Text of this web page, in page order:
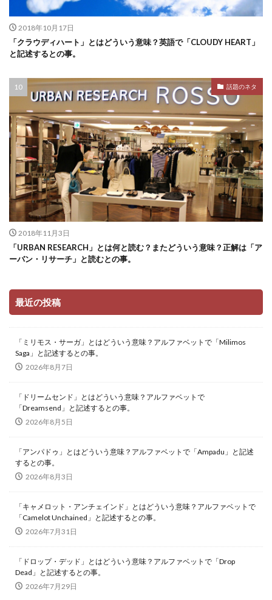
2018年10月17日
「クラウディハート」とはどういう意味？英語で「CLOUDY HEART」
と記述するとの事。
話題のネタ
2018年11月3日
「URBAN RESEARCH」とは何と読む？またどういう意味？正解は「ア
ーバン・リサーチ」と読むとの事。
最近の投稿
「ミリモス・サーガ」とはどういう意味？アルファベットで「Milimos
Saga」と記述するとの事。
2026年8月7日
「ドリームセンド」とはどういう意味？アルファベットで
「Dreamsend」と記述するとの事。
2026年8月5日
「アンパドゥ」とはどういう意味？アルファベットで「Ampadu」と記述
するとの事。
2026年8月3日
「キャメロット・アンチェインド」とはどういう意味？アルファベットで
「Camelot Unchained」と記述するとの事。
2026年7月31日
「ドロップ・デッド」とはどういう意味？アルファベットで「Drop
Dead」と記述するとの事。
2026年7月29日